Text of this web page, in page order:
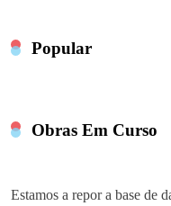
Popular
Obras Em Curso
Estamos a repor a base de